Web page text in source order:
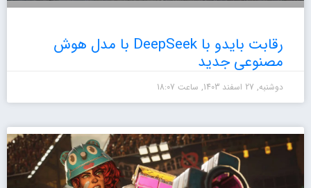
رقابت بایدو با DeepSeek با مدل هوش
مصنوعی جدید
دوشنبه, 27 اسفند 1403, ساعت 18:07